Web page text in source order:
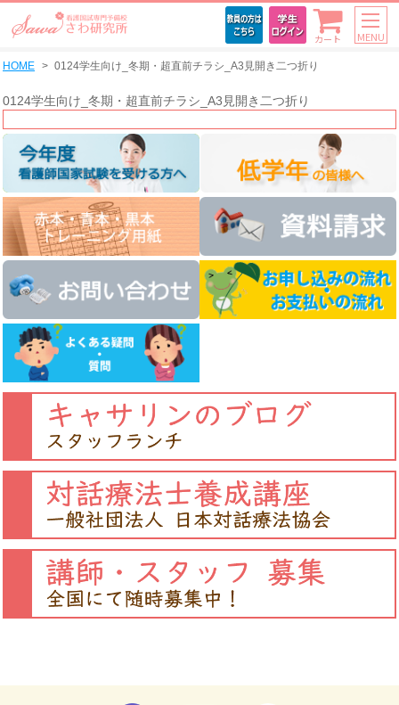
カート MENU
HOME 0124学生向け_冬期・超直前チラシ_A3見開き二つ折り
0124学生向け_冬期・超直前チラシ_A3見開き二つ折り